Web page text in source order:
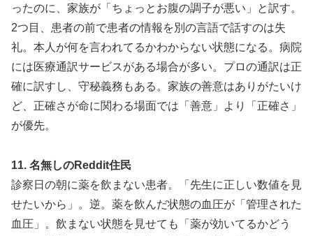
ったのに、家族が「ちょっとお腹の調子が悪い」と訳す。
2つ目、患者の前で患者の情報を別の言語で話すのは失
礼。本人が何を言われてるかわからない状態になる。病院
には医療通訳サービスがある場合が多い。プロの通訳は正
確に訳すし、守秘義務もある。家族の善意はありがたいけ
ど、正確さが命に関わる場面では「善意」より「正確さ」
が優先。
11. 名無しのReddit住民
診察日の朝に薬を飲まない患者。「先生に正しい数値を見
せたいから」。逆。薬を飲んだ状態の血圧が「管理された
血圧」。飲まない状態を見せても「薬が効いてるかどう